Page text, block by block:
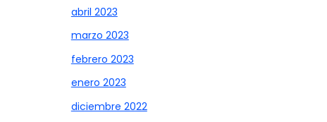
abril 2023
marzo 2023
febrero 2023
enero 2023
diciembre 2022